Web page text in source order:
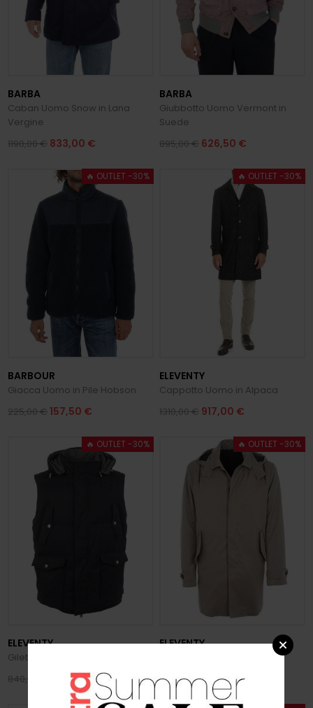
BARBA
Caban Uomo Snow in Lana
Vergine
1190,00 € 833,00 €
BARBA
Giubbotto Uomo Vermont in
Suede
895,00 € 626,50 €
🔥 OUTLET -30%
BARBOUR
Giacca Uomo in Pile Hobson
225,00 € 157,50 €
🔥 OUTLET -30%
ELEVENTY
Cappotto Uomo in Alpaca
1310,00 € 917,00 €
🔥 OUTLET -30%
ELEVENTY
Gilet Uomo Imbottito
840,00 €
588,00 €
🔥 OUTLET -30%
ELEVENTY
640,00 €448,00 €